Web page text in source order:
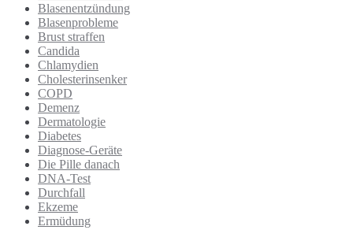
Blasenentzündung
Blasenprobleme
Brust straffen
Candida
Chlamydien
Cholesterinsenker
COPD
Demenz
Dermatologie
Diabetes
Diagnose-Geräte
Die Pille danach
DNA-Test
Durchfall
Ekzeme
Ermüdung